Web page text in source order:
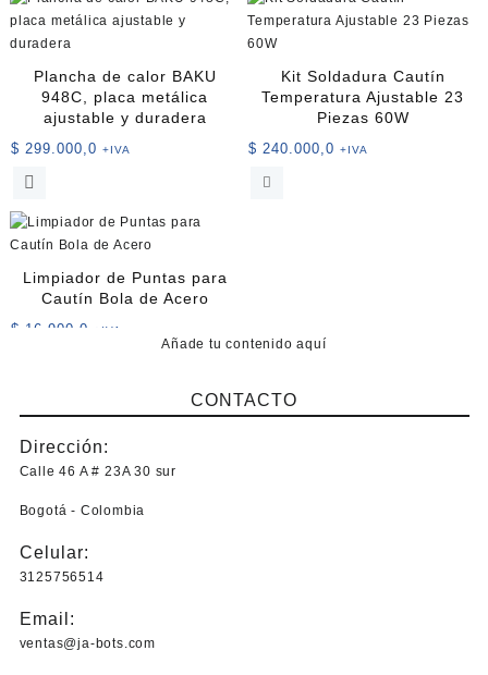
Plancha de calor BAKU
948C, placa metálica
ajustable y duradera
$ 299.000,0 +IVA
Kit Soldadura Cautín
Temperatura Ajustable 23
Piezas 60W
$ 240.000,0 +IVA
Limpiador de Puntas para
Cautín Bola de Acero
$ 16.900,0 +IVA
Añade tu contenido aquí
CONTACTO
Dirección:
Calle 46 A # 23A 30 sur
Bogotá - Colombia
Celular:
3125756514
Email:
ventas@ja-bots.com